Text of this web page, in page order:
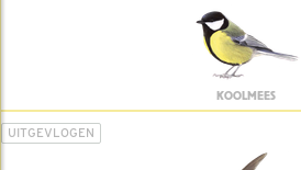
KOOLMEES
UITGEVLOGEN